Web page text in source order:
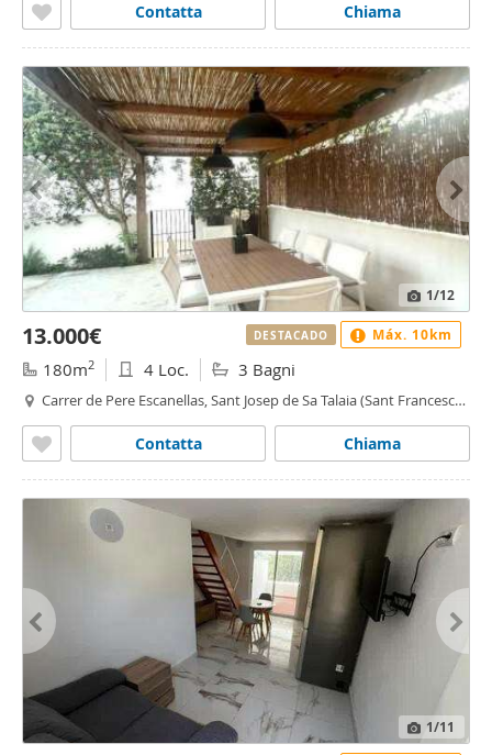
Chiama
Contatta
1/12
13.000€
180m2 4 Loc. 3 Bagni
Carrer de Pere Escanellas, Sant Josep de Sa Talaia (Sant Francesc
Chiama
Contatta
DESTACADO Máx. 10km
1/11